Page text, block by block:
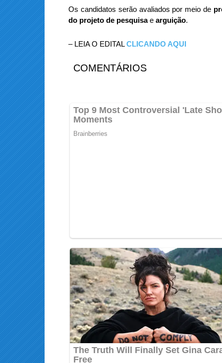
Os candidatos serão avaliados por meio de
do projeto de pesquisae arguição.
– LEIA O EDITALCLICANDO AQUI
COMENTÁRIOS